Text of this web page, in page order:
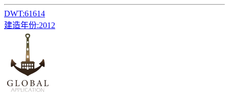
DWT:61614
建造年份:2012